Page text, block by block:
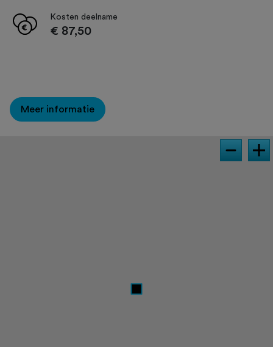
Kosten deelname
€ 87,50
Meer informatie